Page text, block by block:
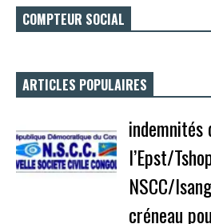
COMPTEUR SOCIAL
ARTICLES POPULAIRES
l’Epst/
NSCC/
créneau